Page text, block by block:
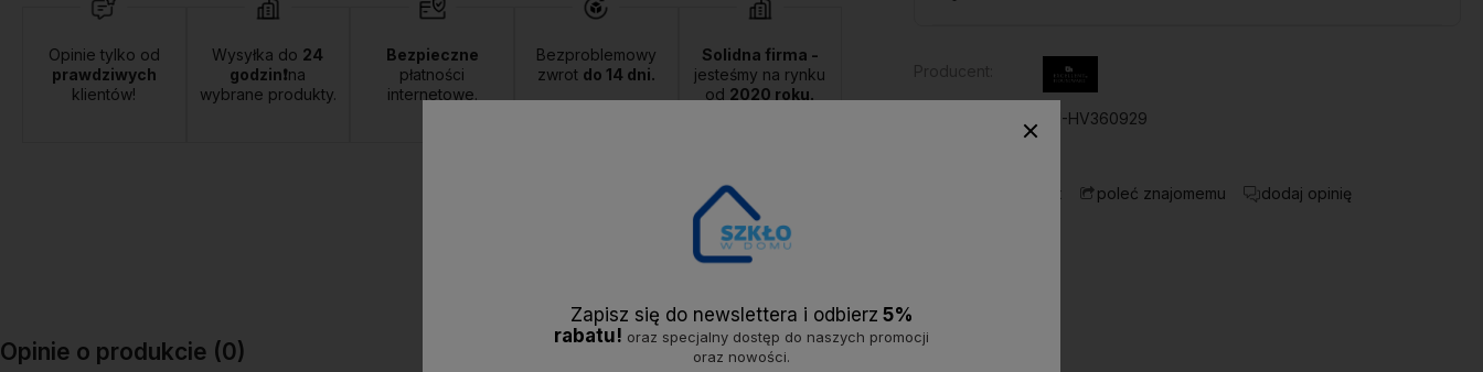
Opinie tylko od
prawdziwych
klientów!
Wysyłka do 24
godzin❗na
wybrane produkty.
Bezpieczne
płatności
internetowe.
Bezproblemowy
zwrot do 14 dni.
Solidna firma -
jesteśmy na rynku
od 2020 roku.
M1-HV360929
zapytaj o produkt poleć znajomemu dodaj opinię
Opinie o produkcie (0)
Zapisz się do newslettera i odbierz 5%
rabatu! oraz specjalny dostęp do naszych promocji
oraz nowości.